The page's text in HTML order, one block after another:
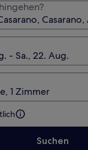
- Sa., 22. Aug.
1 Zimmer
Suchen